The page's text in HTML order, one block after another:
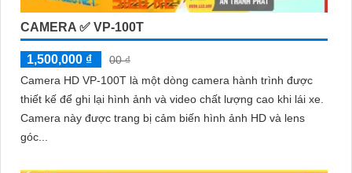
CAMERA ✅ VP-100T
1,500,000 ₫
00 ₫
Camera HD VP-100T là một dòng camera hành trình được
thiết kế để ghi lại hình ảnh và video chất lượng cao khi lái xe.
Camera này được trang bị cảm biến hình ảnh HD và lens
góc...